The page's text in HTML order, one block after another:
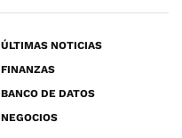
ÚLTIMAS NOTICIAS
FINANZAS
BANCO DE DATOS
NEGOCIOS